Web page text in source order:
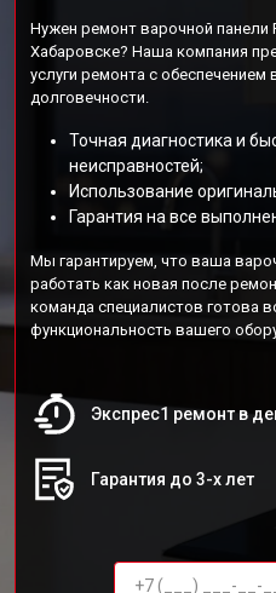
Нужен ремонт варочной панели
Хабаровске? Наша компания
услуги ремонта с обеспечением
долговечности.
Точная диагностика и
неисправностей;
Использование
Гарантия на все
Мы гарантируем, что ваша
работать как новая после
команда специалистов готова
функциональность вашего
Экспрес1 ремонт в
Гарантия до 3-х лет